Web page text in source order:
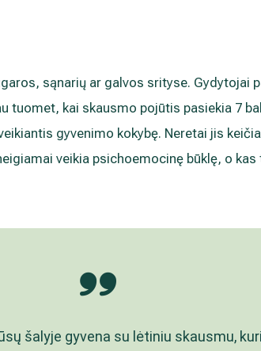
sąnarių ar galvos srityse. Gydytojai
tuomet, kai skausmo pojūtis pasiekia 7
gyvenimo kokybę. Neretai jis
veikia psichoemocinę būklę, o
šalyje gyvena su lėtiniu skausmu,